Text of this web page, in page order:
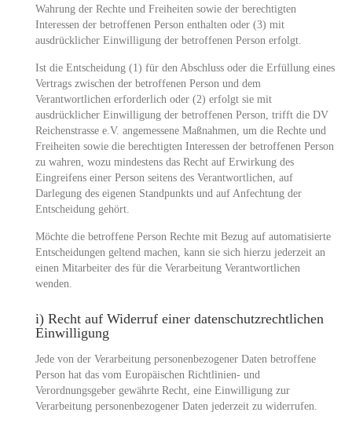
Wahrung der Rechte und Freiheiten sowie der berechtigten
Interessen der betroffenen Person enthalten oder (3) mit
ausdrücklicher Einwilligung der betroffenen Person erfolgt.
Ist die Entscheidung (1) für den Abschluss oder die Erfüllung eines
Vertrags zwischen der betroffenen Person und dem
Verantwortlichen erforderlich oder (2) erfolgt sie mit
ausdrücklicher Einwilligung der betroffenen Person, trifft die DV
Reichenstrasse e.V. angemessene Maßnahmen, um die Rechte und
Freiheiten sowie die berechtigten Interessen der betroffenen Person
zu wahren, wozu mindestens das Recht auf Erwirkung des
Eingreifens einer Person seitens des Verantwortlichen, auf
Darlegung des eigenen Standpunkts und auf Anfechtung der
Entscheidung gehört.
Möchte die betroffene Person Rechte mit Bezug auf automatisierte
Entscheidungen geltend machen, kann sie sich hierzu jederzeit an
einen Mitarbeiter des für die Verarbeitung Verantwortlichen
wenden.
i) Recht auf Widerruf einer datenschutzrechtlichen
Einwilligung
Jede von der Verarbeitung personenbezogener Daten betroffene
Person hat das vom Europäischen Richtlinien- und
Verordnungsgeber gewährte Recht, eine Einwilligung zur
Verarbeitung personenbezogener Daten jederzeit zu widerrufen.